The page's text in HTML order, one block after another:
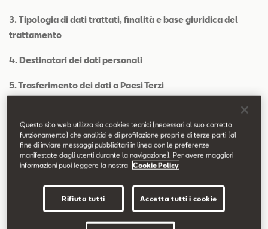
3.Tipologia di dati trattati, finalità e base giuridica del
trattamento
4. Destinatari dei dati personali
5. Trasferimento dei dati a Paesi Terzi
6. Modalità del trattamento e periodo di conservazione dei
dati
7. Diritti dell’Interessato
9. Aggiornamento e modifica della Privacy Policy
Questo sito web utilizza sia cookies tecnici (necessari al suo corretto
funzionamento) che analitici e di profilazione propri e di terze parti (al
fine di inviare messaggi pubblicitari in linea con le preferenze
manifestate dagli utenti durante la navigazione). Per avere maggiori
informazioni puoi leggere la nostra
Cookie Policy
Rifiuta tutti Accetta tutti i cookie